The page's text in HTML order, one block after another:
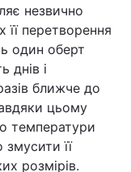
незвично
її перетворення
один оберт
днів і
ближче до
цьому
температури
її
розмірів.